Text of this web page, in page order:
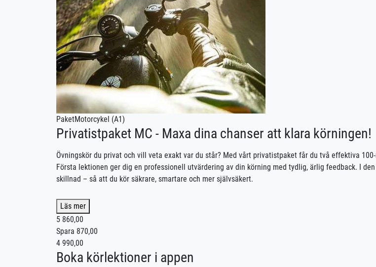
PaketMotorcykel (A1)
Privatistpaket MC - Maxa dina chanser att klara körningen!
Övningskör du privat och vill veta exakt var du står? Med vårt privatistpaket får du två effektiva
Första lektionen ger dig en professionell utvärdering av din körning med tydlig, ärlig feedback. I
skillnad – så att du kör säkrare, smartare och mer självsäkert.
Ett smart val för dig som vill spara tid, undvika onödiga misstag och komma väl förberedd till
1 st MC Utvärdering 100 min
1 st MC Komplettering 100 min
Kontakta oss för bokning.
Vid önskemål om betalning via faktura, vänligen kontakta trafikskolan så hjälper vi er.
Läs mer
5 860,00
Spara 870,00
4 990,00
Boka körlektioner i appen